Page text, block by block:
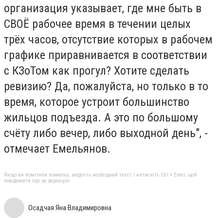
организация указывает, где мне быть в
СВОЁ рабочее время в течении целых
трёх часов, отсутствие которых в рабочем
графике приравнивается в соответствии
с КЗоТом как прогул? Хотите сделать
ревизию? Да, пожалуйста, но только в то
время, которое устроит большинство
жильцов подъезда. А это по большому
счёту либо вечер, либо выходной день", -
отмечает Емельянов.
Якщо ви помітили помилку, виділіть необхідний текст і натисніть Ctrl + Enter, щоб
повідомити про це редакцію
Осадчая Яна Владимировна